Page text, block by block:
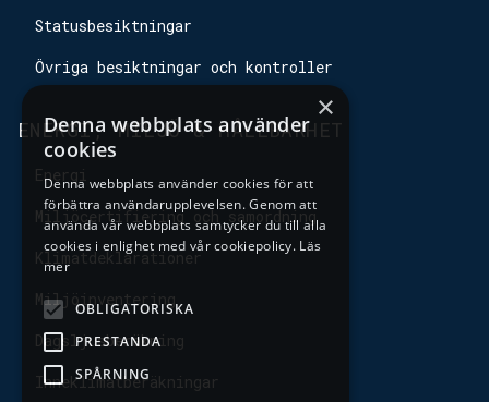
Statusbesiktningar
Övriga besiktningar och kontroller
ENERGI, MILJÖ & HÅLLBARHET
Energi
Miljöcertifiering och samordning
Klimatdeklarationer
Miljöinventering
Dagsljusberäkning
Inneklimatberäkningar
×
Denna webbplats använder
cookies
Denna webbplats använder cookies för att
förbättra användarupplevelsen. Genom att
använda vår webbplats samtycker du till alla
cookies i enlighet med vår cookiepolicy. Läs
mer
OBLIGATORISKA
PRESTANDA
SPÅRNING